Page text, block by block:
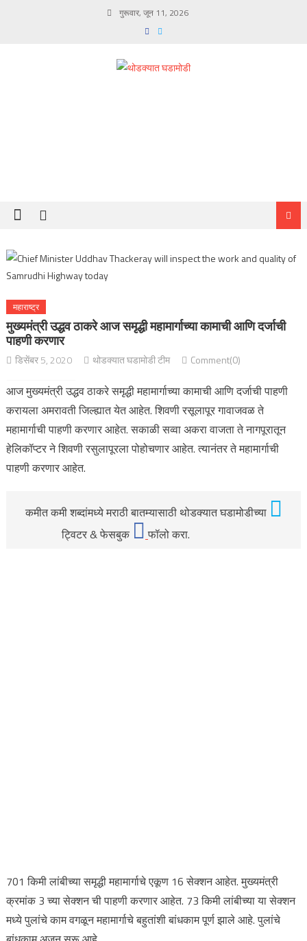
गुरूवार, जून 11, 2026
महाराष्ट्र
मुख्यमंत्री उद्धव ठाकरे आज समृद्धी महामार्गाच्या कामाची आणि दर्जाची
पाहणी करणार
डिसेंबर 5, 2020 थोडक्यात घडामोडी टीम Comment(0)
आज मुख्यमंत्री उद्धव ठाकरे समृद्धी महामार्गाच्या कामाची आणि दर्जाची पाहणी
करायला अमरावती जिल्ह्यात येत आहेत. शिवणी रसूलापूर गावाजवळ ते
महामार्गाची पाहणी करणार आहेत. सकाळी सव्वा अकरा वाजता ते नागपूरातून
हेलिकॉप्टर ने शिवणी रसुलापूरला पोहोचणार आहेत. त्यानंतर ते महामार्गाची
पाहणी करणार आहेत.
कमीत कमी शब्दांमध्ये मराठी बातम्यासाठी थोडक्यात घडामोडीच्या
ट्विटर & फेसबुक
फॉलो करा.
701 किमी लांबीच्या समृद्धी महामार्गाचे एकूण 16 सेक्शन आहेत. मुख्यमंत्री
क्रमांक 3 च्या सेक्शन ची पाहणी करणार आहेत. 73 किमी लांबीच्या या सेक्शन
मध्ये पुलांचे काम वगळून महामार्गाचे बहुतांशी बांधकाम पूर्ण झाले आहे. पुलांचे